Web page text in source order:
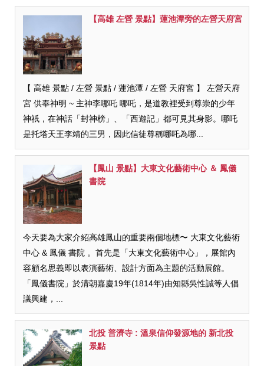
【高雄 左營 景點】蓮池潭旁的左營天府宮
【 高雄 景點 / 左營 景點 / 蓮池潭 / 左營 天府宮 】 左營天府
宮 供奉神明 ~ 主神李哪吒 哪吒，是道教裡受到尊崇的少年
神祇，在神話「封神榜」、「西遊記」都可見其身影。哪吒
是托塔天王李靖的三男，因此信徒尊稱哪吒為哪...
【鳳山 景點】大東文化藝術中心 ＆ 鳳儀
書院
今天要為大家介紹高雄鳳山的重要兩個地標〜 大東文化藝術
中心 & 鳳儀 書院 。首先是「大東文化藝術中心」，展館內
容顧名思義即以表演藝術、設計方面為主題的活動展館。
「鳳儀書院」於清朝嘉慶19年(1814年)由知縣吳性誠等人倡
議興建，...
北投 普濟寺 : 溫泉信仰發源地的 新北投
景點